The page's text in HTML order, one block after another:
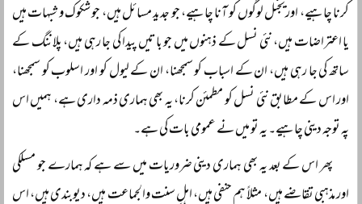
کرنا چاہیے، اوریجنل لوگوں کو آنا چاہیے، جو جدید مسائل ہیں، جو شکوک و شبہات ہیں
یا اعتراضات ہیں، نئی نسل کے ذہنوں میں جو باتیں پیدا کی جا رہی ہیں، پلاننگ کے
ساتھ کی جا رہی ہیں، ان کے اسباب کو سمجھنا، ان کے لیول کو اور اسلوب کو سمجھنا،
اور اس کے مطابق نئی نسل کو مطمئن کرنا، یہ بھی ہماری ذمہ داری ہے، ہمیں اس
پہ توجہ دینی چاہیے۔ یہ تو میں نے عمومی بات کی ہے۔
پھر اس کے بعد یہ بھی ہماری دینی ضروریات میں سے ہے کہ ہمارے جو مسلکی
اور مذہبی تقاضے ہیں، مثلاً‌ ہم حنفی ہیں، اہلِ سنت والجماعت ہیں، دیوبندی ہیں، اس